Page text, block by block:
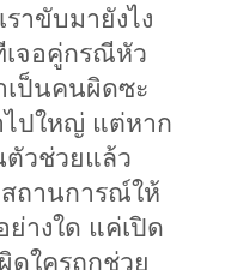
ราขับมายังไง
เจอคู่กรณีหัว
เป็นคนผิดซะ
ไปใหญ่ แต่หาก
ตัวช่วยแล้ว
ถานการณ์ให้
างใด แค่เปิด
ดใครถูกช่วย